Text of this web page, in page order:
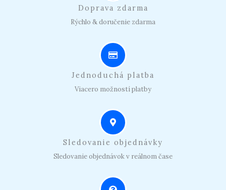
Doprava zdarma
Rýchlo & doručenie zdarma
Jednoduchá platba
Viacero možností platby
Sledovanie objednávky
Sledovanie objednávok v reálnom čase